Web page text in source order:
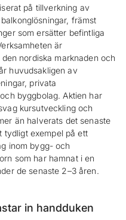
på tillverkning av
främst
som ersätter befintliga
är
nordiska marknaden och
huvudsakligen av
privata
byggbolag. Aktien har
kursutveckling och
än halverats det senaste
tydligt exempel på ett
inom bygg- och
som har hamnat i en
de senaste 2–3 åren.
in handduken